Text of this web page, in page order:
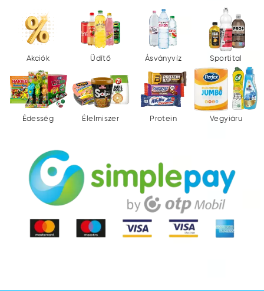
Akciók Üdítő Ásványvíz Sportital
Édesség Élelmiszer Protein Vegyiáru